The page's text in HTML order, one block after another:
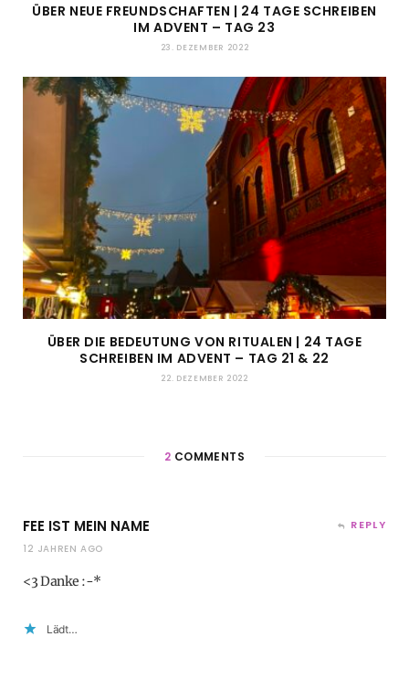
ÜBER NEUE FREUNDSCHAFTEN | 24 TAGE SCHREIBEN
IM ADVENT – TAG 23
23. DEZEMBER 2022
ÜBER DIE BEDEUTUNG VON RITUALEN | 24 TAGE
SCHREIBEN IM ADVENT – TAG 21 & 22
22. DEZEMBER 2022
2 COMMENTS
FEE IST MEIN NAME
12 JAHREN AGO
REPLY
<3 Danke :-*
Lädt…